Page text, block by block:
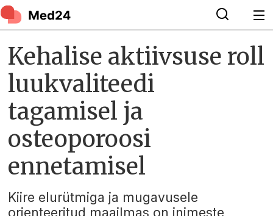
Kehalise aktiivsuse roll
luukvaliteedi
tagamisel ja
osteoporoosi
ennetamisel
Kiire elurütmiga ja mugavusele
orienteeritud maailmas on inimeste